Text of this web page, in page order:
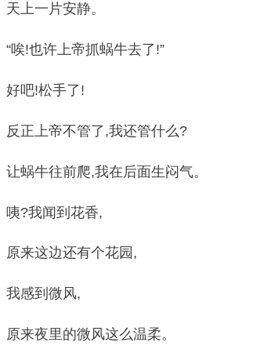
天上一片安静。
“唉!也许上帝抓蜗牛去了!”
好吧!松手了!
反正上帝不管了,我还管什么?
让蜗牛往前爬,我在后面生闷气。
咦?我闻到花香,
原来这边还有个花园,
我感到微风,
原来夜里的微风这么温柔。